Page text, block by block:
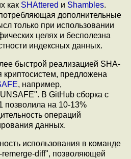
как SHAttered и Shambles.
дополнительные
только при использовании
целях и бесполезна
индексных данных.
быстрой реализацией SHA-
криптосистем, предложена
, например,
В GitHub сборка с
на 10-13%
операций
данных.
использования в команде
diff", позволяющей